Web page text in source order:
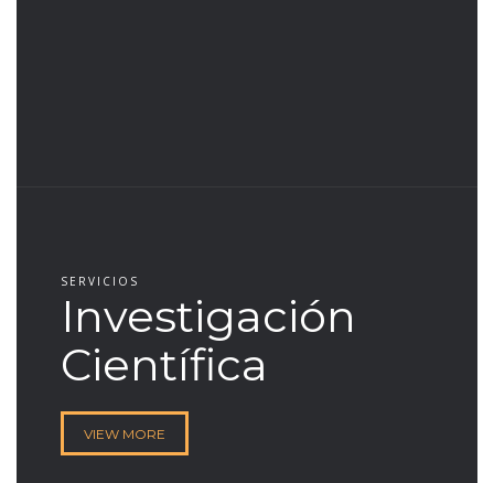
SERVICIOS
Investigación
Científica
VIEW MORE